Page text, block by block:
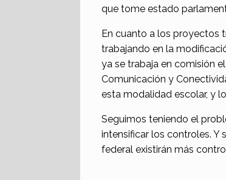
que tome estado
En cuanto a los proyectos
trabajando en la
ya se trabaja en comisión
Comunicación y
esta modalidad escolar, y
Seguimos teniendo el
intensificar los controles. Y
federal existirán más